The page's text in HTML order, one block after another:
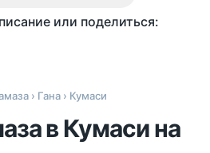
или поделиться:
› Гана› Кумаси
в Кумаси на